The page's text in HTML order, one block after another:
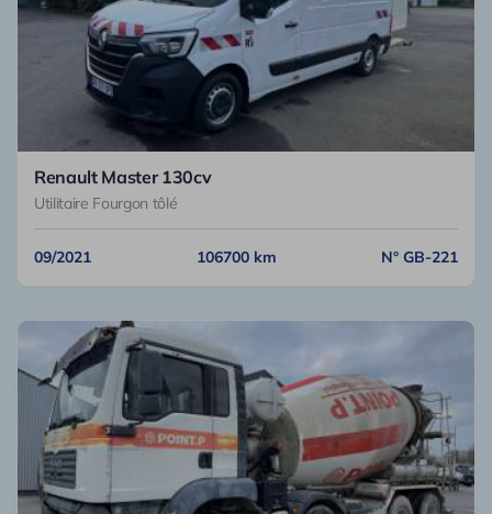
Renault Master 130cv
Utilitaire Fourgon tôlé
09/2021 106700 km N° GB-221